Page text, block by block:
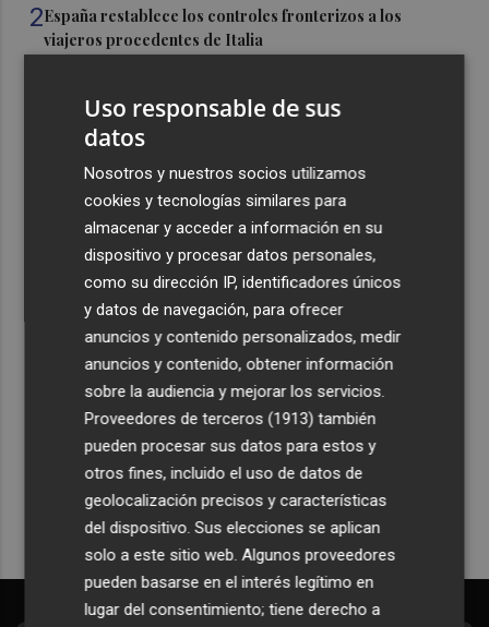
2España restablece los controles fronterizos a los
viajeros procedentes de Italia
Ferran Torres, recibido con un baño de masas en su
pueblo: "Allá donde voy siempre digo que soy de Foios"
Foios se vuelca con Ferran Torres
Recibe toda la actualidad de
Plaza Podcast en tu correo
Quiero suscribirme
Uso responsable de sus
datos
Nosotros y nuestros socios utilizamos
cookies y tecnologías similares para
almacenar y acceder a información en su
dispositivo y procesar datos personales,
como su dirección IP, identificadores únicos
y datos de navegación, para ofrecer
anuncios y contenido personalizados, medir
anuncios y contenido, obtener información
sobre la audiencia y mejorar los servicios.
Proveedores de terceros (1913) también
pueden procesar sus datos para estos y
otros fines, incluido el uso de datos de
geolocalización precisos y características
del dispositivo. Sus elecciones se aplican
solo a este sitio web. Algunos proveedores
pueden basarse en el interés legítimo en
lugar del consentimiento; tiene derecho a